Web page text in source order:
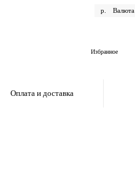
р. Валюта
Избранное
Оплата и доставка